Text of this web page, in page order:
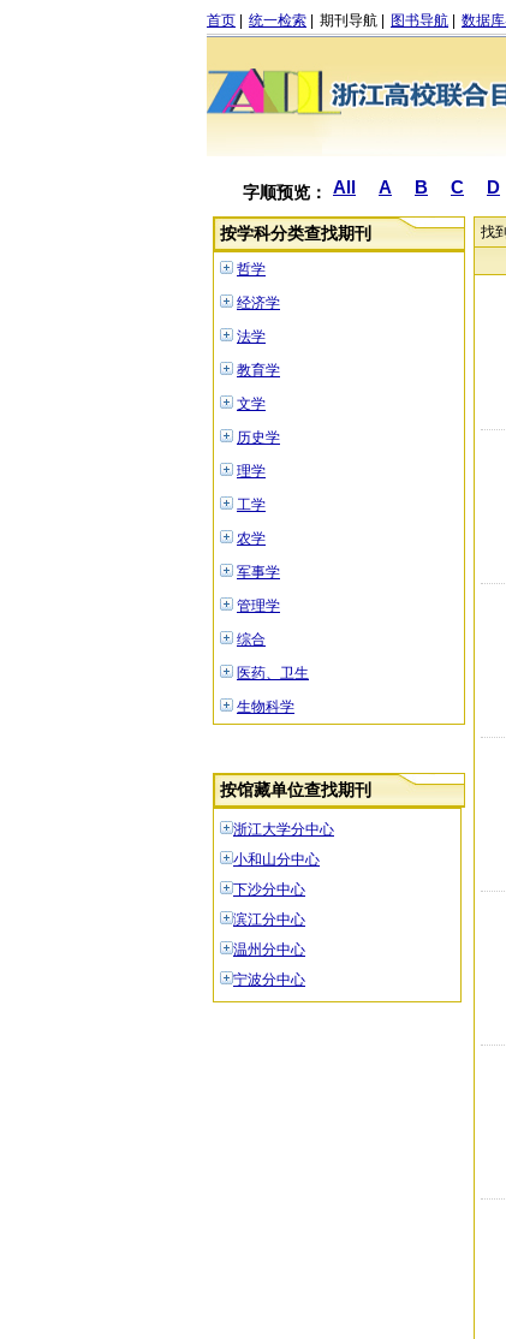
首页 统一检索 期刊导航 图书导航 数据
字顺预览： All A B C D
按学科分类查找期刊
哲学
经济学
法学
教育学
文学
历史学
理学
工学
农学
军事学
管理学
综合
医药、卫生
生物科学
按馆藏单位查找期刊
浙江大学分中心
小和山分中心
下沙分中心
滨江分中心
温州分中心
宁波分中心
找